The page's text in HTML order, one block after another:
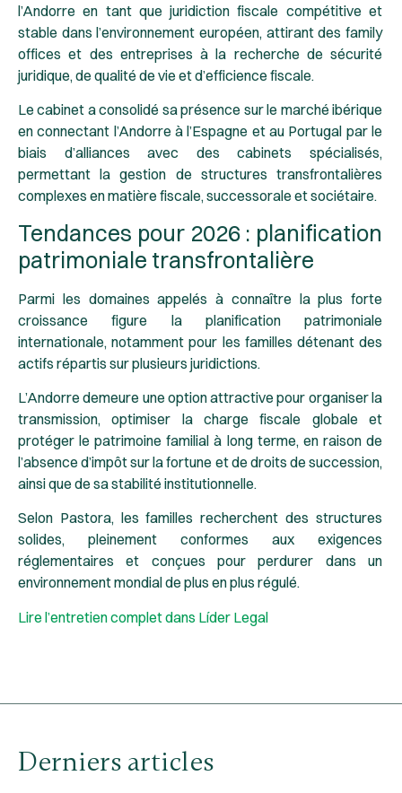
l’Andorre en tant que juridiction fiscale compétitive et
stable dans l’environnement européen, attirant des family
offices et des entreprises à la recherche de sécurité
juridique, de qualité de vie et d’efficience fiscale.
Le cabinet a consolidé sa présence sur le marché ibérique
en connectant l’Andorre à l’Espagne et au Portugal par le
biais d’alliances avec des cabinets spécialisés,
permettant la gestion de structures transfrontalières
complexes en matière fiscale, successorale et sociétaire.
Tendances pour 2026 : planification
patrimoniale transfrontalière
Parmi les domaines appelés à connaître la plus forte
croissance figure la planification patrimoniale
internationale, notamment pour les familles détenant des
actifs répartis sur plusieurs juridictions.
L’Andorre demeure une option attractive pour organiser la
transmission, optimiser la charge fiscale globale et
protéger le patrimoine familial à long terme, en raison de
l’absence d’impôt sur la fortune et de droits de succession,
ainsi que de sa stabilité institutionnelle.
Selon Pastora, les familles recherchent des structures
solides, pleinement conformes aux exigences
réglementaires et conçues pour perdurer dans un
environnement mondial de plus en plus régulé.
Lire l’entretien complet dans Líder Legal
Derniers articles